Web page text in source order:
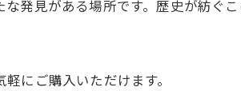
な発見がある場所です。歴史が紡
にご購入いただけます。